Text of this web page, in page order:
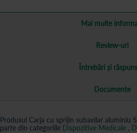
Mai multe
Review-uri
Întrebări și
Documente
Produsul Carja cu sprijin subaxilar aluminiu
parte din categoriile Dispozitive Medicale ,